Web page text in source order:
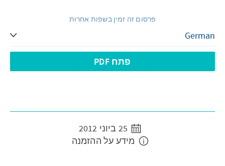
פרסום זה זמין בשפות אחרות
פתח PDF
מידע על ההזמנה